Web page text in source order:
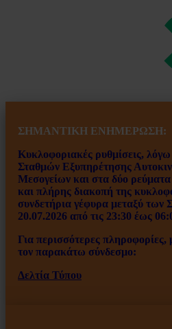
ΣΗΜΑΝΤΙΚΗ ΕΝΗΜΕΡΩΣΗ:
Κυκλοφοριακές ρυθμίσεις,
Σταθμών Εξυπηρέτησης
Μεσογείων και στα δύο
και πλήρης διακοπή της
συνδετήρια γέφυρα μεταξύ
20.07.2026 από τις 23:30 έως
Για περισσότερες πληροφορίες,
τον παρακάτω σύνδεσμο:
Δελτία Τύπου